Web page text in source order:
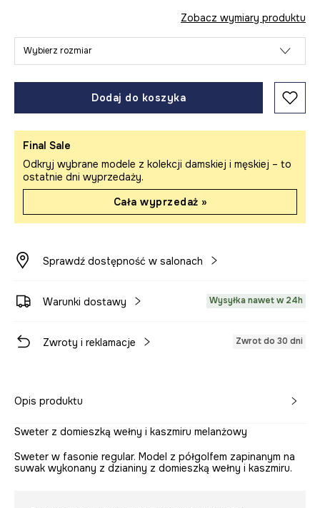
Zobacz wymiary produktu
Wybierz rozmiar
Dodaj do koszyka
Final Sale
Odkryj wybrane modele z kolekcji damskiej i męskiej – to
ostatnie dni wyprzedaży.
Cała wyprzedaż »
Sprawdź dostępność w salonach
Warunki dostawy Wysyłka nawet w 24h
Zwroty i reklamacje Zwrot do 30 dni
Opis produktu
Sweter z domieszką wełny i kaszmiru melanżowy
Sweter w fasonie regular. Model z półgolfem zapinanym na
suwak wykonany z dzianiny z domieszką wełny i kaszmiru.